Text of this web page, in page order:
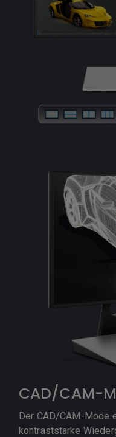
CAD/CAM-
Der CAD/CAM-Mode
kontraststarke